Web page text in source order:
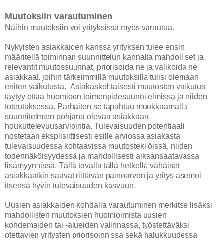
Muutoksiin varautuminen
Näihin muutoksiin voi yrityksissä myös varautua.
Nykyisten asiakkaiden kanssa yrityksen tulee ensin
määritellä toiminnan suunnittelun kannalta mahdolliset ja
relevantit muutossuunnat, priorisoida ne ja valikoida ne
asiakkaat, joihin tärkeimmillä muutoksilla tulisi olemaan
eniten vaikutusta. Asiakaskohtaisesti muutosten vaikutus
täytyy ottaa huomioon toimenpidesuunnitelmissa ja niiden
toteutuksessa. Parhaiten se tapahtuu muokkaamalla
suunnitelmien pohjana olevaa asiakkaan
houkuttelevuusarviointia. Tulevaisuuden potentiaali
nostetaan eksplisiittisesti esille arviossa asiakasta
tulevaisuudessa kohtaavissa muutostekijöissä, niiden
todennäköisyydessä ja mahdollisesti aikaansaatavassa
lisämyynnissä. Tällä tavalla tällä hetkellä vähäiset
asiakkaatkin saavat riittävän painoarvon ja yritys asemoi
itsensä hyvin tulevaisuuden kasvuun.
Uusien asiakkaiden kohdalla varautuminen merkitse lisäksi
mahdollisten muutoksien huomioimista uusien
kohdemaiden tai -alueiden valinnassa, työstettäväksi
otettavien yritysten priorisoinnissa sekä halukkuudessa